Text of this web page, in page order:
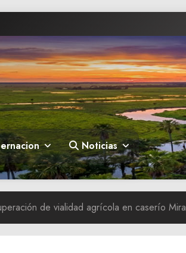
Noticias
de vialidad agrícola en caserío